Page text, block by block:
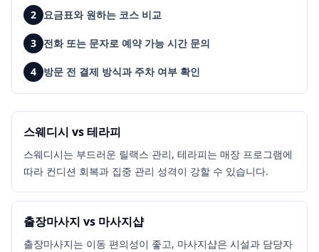
2 요금표와 원하는 코스 비교
3 전화 또는 문자로 예약 가능 시간 문의
4 방문 전 결제 방식과 주차 여부 확인
스웨디시 vs 테라피
스웨디시는 부드러운 릴랙스 관리, 테라피는 매장 프로그램에
따라 컨디션 회복과 집중 관리 성격이 강할 수 있습니다.
출장마사지 vs 마사지샵
출장마사지는 이동 편의성이 좋고, 마사지샵은 시설과 담당자